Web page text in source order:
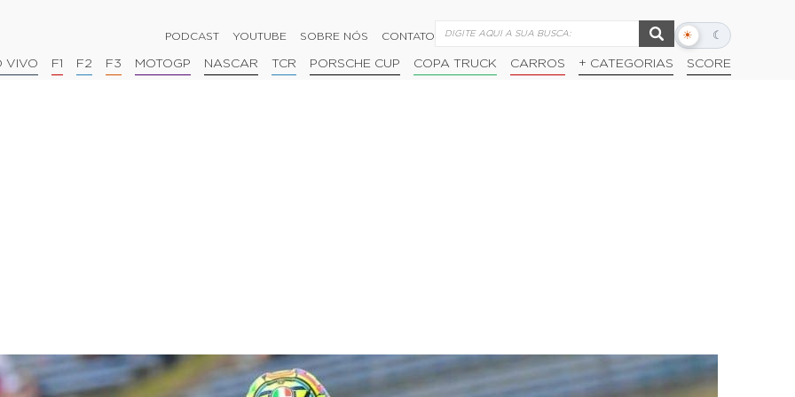
PODCAST YOUTUBE SOBRE NÓS CONTATO ☀ ☾
Alternar
escuro
VIVO F1 F2 F3 MOTOGP NASCAR TCR PORSCHE CUP COPA TRUCK CARROS + CATEGORIAS SCORE